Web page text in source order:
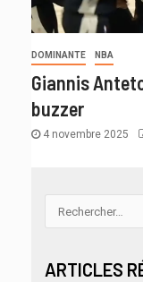
DOMINANTE NBA
Giannis
buzzer
4 novembre 2025
ARTICLES